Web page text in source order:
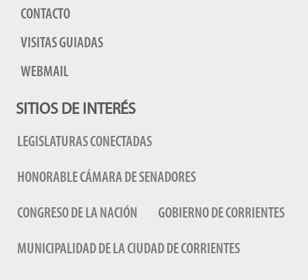
CONTACTO
VISITAS GUIADAS
WEBMAIL
SITIOS DE INTERÉS
LEGISLATURAS CONECTADAS
HONORABLE CÁMARA DE SENADORES
CONGRESO DE LA NACIÓN GOBIERNO DE CORRIENTES
MUNICIPALIDAD DE LA CIUDAD DE CORRIENTES